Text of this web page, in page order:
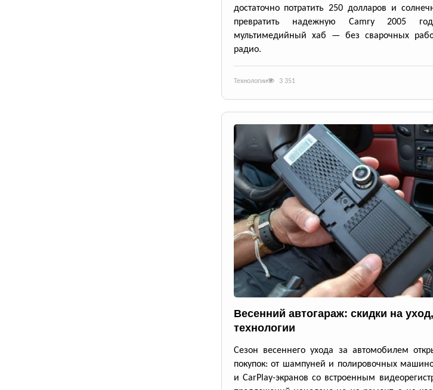
достаточно потратить 250 долларов и
превратить надежную Camry 2005
мультимедийный хаб — без сварочных
радио.
Технологии 3 351
Весенний автогараж: скидки на
технологии
Сезон весеннего ухода за автомобилем
покупок: от шампуней и полировочных
и CarPlay-экранов со встроенным